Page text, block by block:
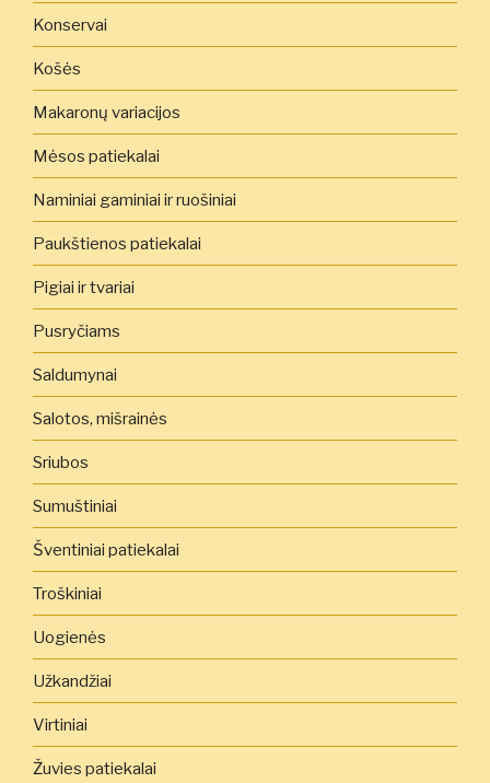
Konservai
Košės
Makaronų variacijos
Mėsos patiekalai
Naminiai gaminiai ir ruošiniai
Paukštienos patiekalai
Pigiai ir tvariai
Pusryčiams
Saldumynai
Salotos, mišrainės
Sriubos
Sumuštiniai
Šventiniai patiekalai
Troškiniai
Uogienės
Užkandžiai
Virtiniai
Žuvies patiekalai